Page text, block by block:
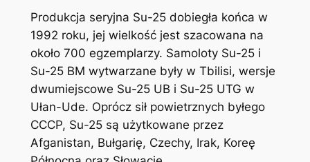
Produkcja seryjna Su-25 dobiegła końca w
1992 roku, jej wielkość jest szacowana na
około 700 egzemplarzy. Samoloty Su-25 i
Su-25 BM wytwarzane były w Tbilisi, wersje
dwumiejscowe Su-25 UB i Su-25 UTG w
Ułan-Ude. Oprócz sił powietrznych byłego
CCCP, Su-25 są użytkowane przez
Afganistan, Bu­łgarię, Czechy, Irak, Koreę